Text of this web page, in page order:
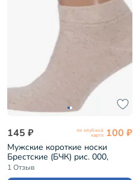
145 ₽ по клубной
карте 100 ₽
Мужские короткие носки
Брестские (БЧК) рис. 000,
НАТУРАЛЬНЫЕ (15С2612)
1 Отзыв